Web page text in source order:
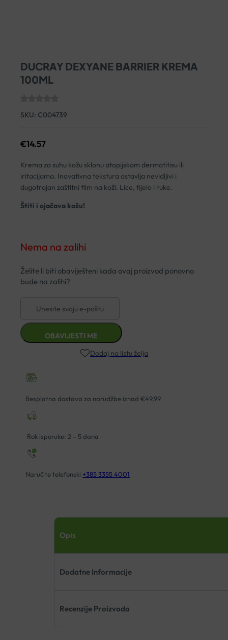
DUCRAY DEXYANE BARRIER KREMA
100ML
SKU: C004739
€14.57
Krema za suhu kožu sklonu atopijskom dermatitisu ili
iritacijama. Inovativna tekstura ostavlja nevidljivi i
dugotrajan zaštitni film na koži. Lice, tijelo i ruke.
Štiti i ojačava kožu!
Nema na zalihi
Dodaj na listu želja
Besplatna dostava za narudžbe iznad €49,99
Rok isporuke: 2 – 5 dana
Naručite telefonski +385 3355 4001
Opis
Dodatne Informacije
Recenzije Proizvoda